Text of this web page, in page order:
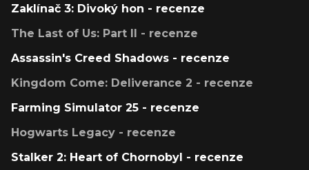
Zaklínač 3: Divoký hon - recenze
The Last of Us: Part II - recenze
Assassin's Creed Shadows - recenze
Kingdom Come: Deliverance 2 - recenze
Farming Simulator 25 - recenze
Hogwarts Legacy - recenze
Stalker 2: Heart of Chornobyl - recenze